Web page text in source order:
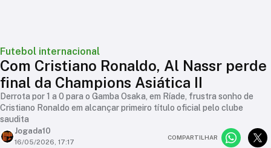
Futebol internacional
Com Cristiano Ronaldo, Al Nassr perde
final da Champions Asiática II
Derrota por 1 a 0 para o Gamba Osaka, em Ríade, frustra sonho de
Cristiano Ronaldo em alcançar primeiro título oficial pelo clube
saudita
Jogada10
16/05/2026, 17:17
COMPARTILHAR